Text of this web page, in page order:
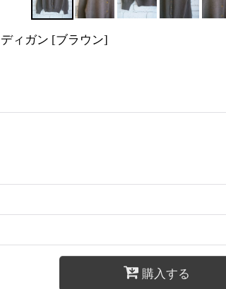
ィガン [ブラウン]
購入する